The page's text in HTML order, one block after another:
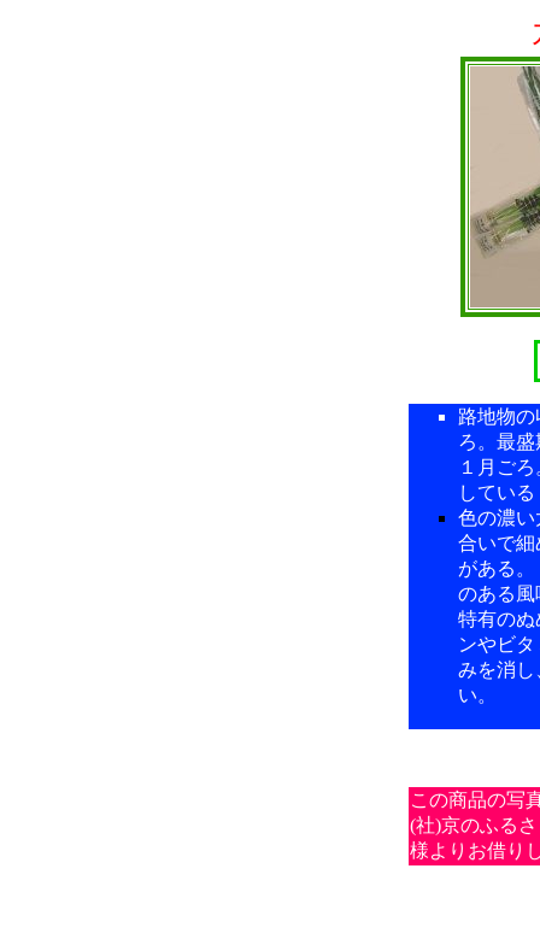
路地物
ろ。最
１月ご
している
色の濃い
合いで細
がある
のある風
特有のぬ
ンやビ
みを消し
い。
この商品の写
(社)京のふる
様よりお借り